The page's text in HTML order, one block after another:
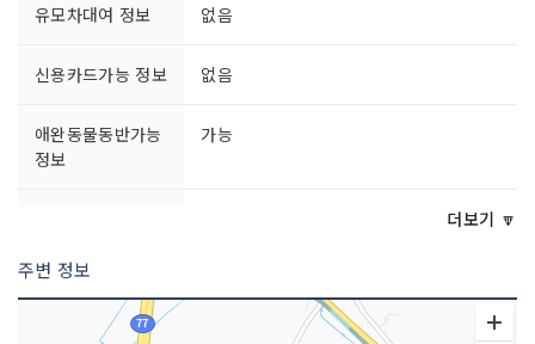
유모차대여 정보 없음
신용카드가능 정보 없음
애완동물동반가능
정보
가능
개장기간
더보기 🔽
주변 정보